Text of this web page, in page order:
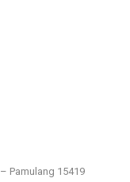
Pamulang 15419